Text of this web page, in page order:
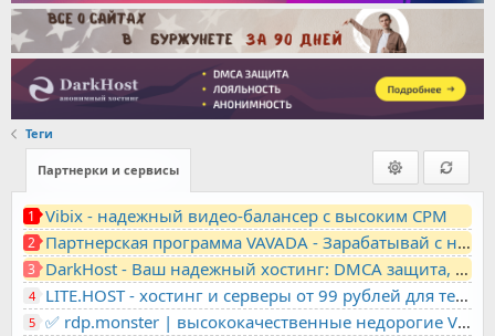
Теги
Партнерки и сервисы
1 Vibix - надежный видео-балансер с высоким CPM
2 Партнерская программа VAVADA - Зарабатывай с нами!
3 DarkHost - Ваш надежный хостинг: DMCA защита, лояльность, анонимность
4 LITE.HOST - хостинг и серверы от 99 рублей для тех, кто любит не переплачивать. Доступ по SSH, поддержка PHP, GIT, COMPOSER, сертификаты Let's Encrypt
5 ✅ rdp.monster | высококачественные недорогие VPS, RDP - выделенные серверы